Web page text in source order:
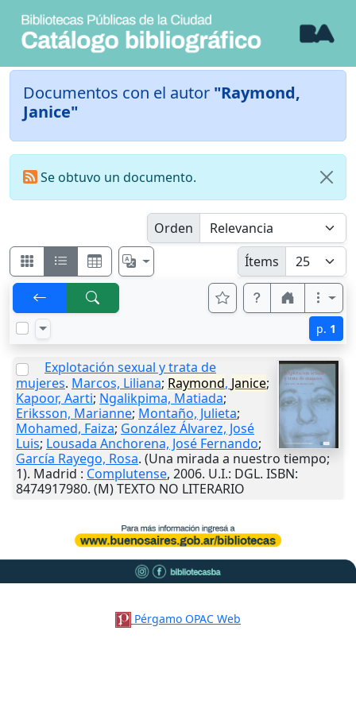
Documentos con el autor "Raymond,
Janice"
Se obtuvo un documento.
Orden
Ítems
p. 1
Explotación sexual y trata de
mujeres. Marcos, Liliana; Raymond, Janice;
Kapoor, Aarti; Ngalikpima, Matiada;
Eriksson, Marianne; Montaño, Julieta;
Mohamed, Faiza; González Álvarez, José
Luis; Lousada Anchorena, José Fernando;
García Rayego, Rosa. (Una mirada a nuestro tiempo;
1). Madrid : Complutense, 2006. U.I.: DGL. ISBN:
8474917980. (M) TEXTO NO LITERARIO
Pérgamo OPAC Web